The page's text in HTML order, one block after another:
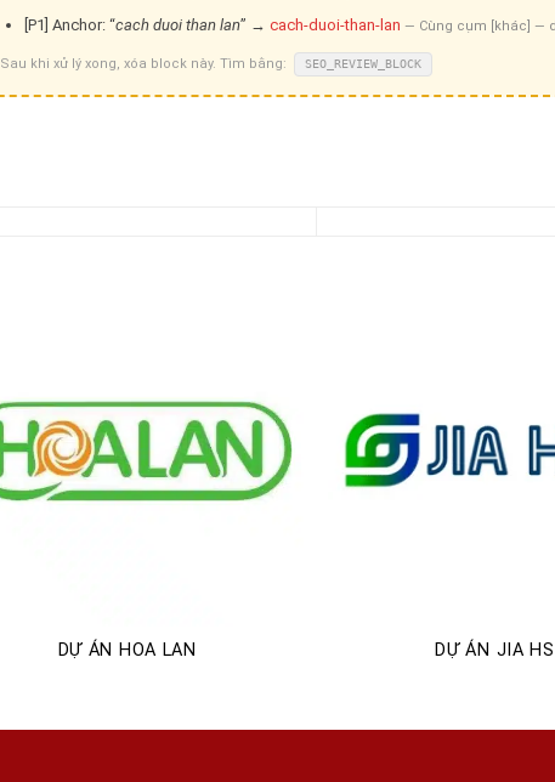
[P1] Anchor: “cach duoi than lan” → cach-duoi-than-lan — Cùng cụm [khác] —
Sau khi xử lý xong, xóa block này. Tìm bằng: SEO_REVIEW_BLOCK
DỰ ÁN HOA LAN DỰ ÁN JIA